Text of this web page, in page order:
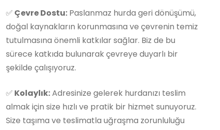
✅ Çevre Dostu: Paslanmaz hurda geri dönüşümü,
doğal kaynakların korunmasına ve çevrenin temiz
tutulmasına önemli katkılar sağlar. Biz de bu
sürece katkıda bulunarak çevreye duyarlı bir
şekilde çalışıyoruz.
✅ Kolaylık:Adresinize gelerek hurdanızı teslim
almak için size hızlı ve pratik bir hizmet sunuyoruz.
Size taşıma ve teslimatla uğraşma zorunluluğu